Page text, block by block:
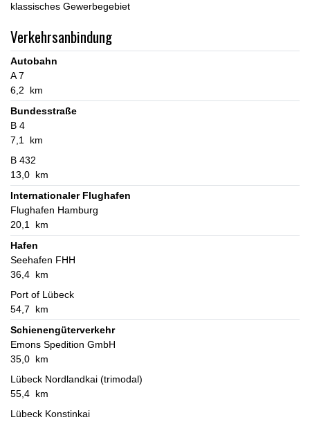
klassisches Gewerbegebiet
Verkehrsanbindung
Autobahn
A 7
6,2 km
Bundesstraße
B 4
7,1 km
B 432
13,0 km
Internationaler Flughafen
Flughafen Hamburg
20,1 km
Hafen
Seehafen FHH
36,4 km
Port of Lübeck
54,7 km
Schienengüterverkehr
Emons Spedition GmbH
35,0 km
Lübeck Nordlandkai (trimodal)
55,4 km
Lübeck Konstinkai